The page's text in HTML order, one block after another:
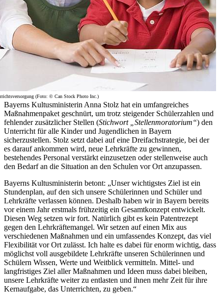
(Foto: © Can Stock Photo Inc.)
Bayerns Kultusministerin Anna Stolz hat ein umfangreiches
Maßnahmenpaket geschnürt, um trotz steigender Schülerzahlen und
fehlender zusätzlicher Stellen (Stichwort „Stellenmoratorium“) den
Unterricht für alle Kinder und Jugendlichen in Bayern
sicherzustellen. Stolz setzt dabei auf eine Dreifachstrategie, bei der
es darauf ankommen wird, neue Lehrkräfte zu gewinnen,
bestehendes Personal verstärkt einzusetzen oder stellenweise auch
den Bedarf an die Situation an den Schulen vor Ort anzupassen.
Bayerns Kultusministerin betont: „Unser wichtigstes Ziel ist ein
Stundenplan, auf den sich unsere Schülerinnen und Schüler und
Lehrkräfte verlassen können. Deshalb haben wir in Bayern bereits
vor einem Jahr erstmals frühzeitig ein Gesamtkonzept entwickelt.
Diesen Weg setzen wir fort. Natürlich gibt es kein Patentrezept
gegen den Lehrkräftemangel. Wir setzen auf einen Mix aus
verschiedenen Maßnahmen und ein umfassendes Konzept, das viel
Flexibilität vor Ort zulässt. Ich halte es dabei für enorm wichtig, dass
möglichst voll ausgebildete Lehrkräfte unseren Schülerinnen und
Schülern Wissen, Werte und Weitblick vermitteln. Mittel- und
langfristiges Ziel aller Maßnahmen und Ideen muss dabei bleiben,
unsere Lehrkräfte weiter zu entlasten und ihnen mehr Zeit für ihre
Kernaufgabe, das Unterrichten, zu geben.“